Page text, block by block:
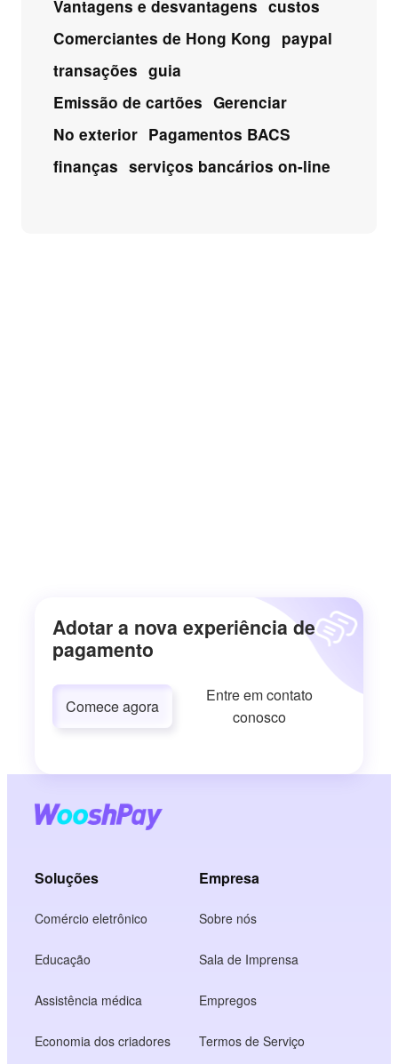
Vantagens e desvantagens custos
Comerciantes de Hong Kong paypal
transações guia
Emissão de cartões Gerenciar
No exterior Pagamentos BACS
finanças serviços bancários on-line
Adotar a nova experiência de
pagamento
Comece agora
Entre em contato
conosco
Soluções
Comércio eletrônico
Educação
Assistência médica
Economia dos criadores
Empresa
Sobre nós
Sala de Imprensa
Empregos
Termos de Serviço